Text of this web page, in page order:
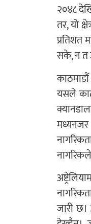
२०४८
तर, यो
प्रतिशत
सके, न त
यसले
मध्यनजर
जारी